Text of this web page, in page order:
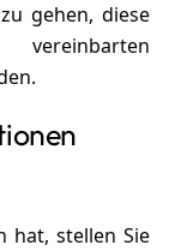
gehen, diese
hat, stellen Sie